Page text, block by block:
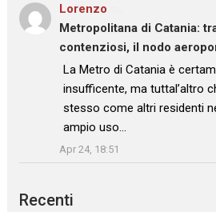
Lorenzo
Metropolitana di Catania:
contenziosi, il nodo
: “La Metro di Catania è
insufficente, ma tuttal’altro
stesso come altri residenti
ampio uso…
”
Apr 24, 18:51
Recenti